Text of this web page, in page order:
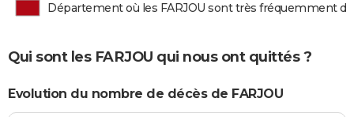
Département où les FARJOU sont très fréquemment
Qui sont les FARJOU qui nous ont quittés ?
Evolution du nombre de décès de FARJOU